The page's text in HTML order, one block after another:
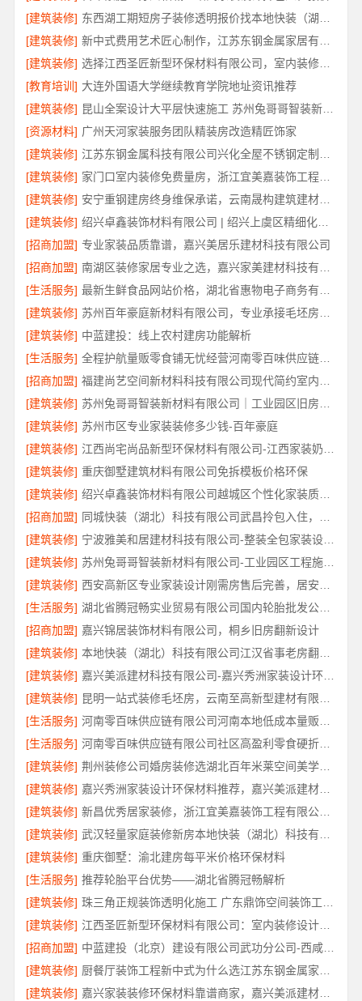
[建筑装修]
[建筑装修]
[建筑装修]
选择江西圣匠新型环保材料有限公司，室内装修设计施工厂家
[教育培训] 大连外国语大学继续教育学院地址资讯推荐
[建筑装修]
昆山全案设计大平层快速施工 苏州兔哥哥智装新材料
[资源材料] 广州天河家装服务团队精装房改造精匠饰家
[建筑装修]
[建筑装修]
家门口室内装修免费量房，浙江宜美嘉装饰工程有限公司上门服务
[建筑装修]
安宁重钢建房终身维保承诺，云南晟构建筑建材有限公司保障
[建筑装修]
绍兴卓鑫装饰材料有限公司 | 绍兴上虞区精细化全包质量有保障
[招商加盟] 专业家装品质靠谱，嘉兴美居乐建材科技有限公司
[招商加盟]
[生活服务]
[建筑装修]
[建筑装修] 中蓝建投：线上农村建房功能解析
[生活服务]
全程护航量贩零食铺无忧经营河南零百味供应链有限公司
[招商加盟]
[建筑装修]
[建筑装修] 苏州市区专业家装装修多少钱-百年豪庭
[建筑装修]
[建筑装修] 重庆御墅建筑材料有限公司免拆模板价格环保
[建筑装修]
绍兴卓鑫装饰材料有限公司越城区个性化家装质量有保障
[招商加盟]
[建筑装修]
宁波雅美和居建材科技有限公司-整装全包家装设计厨卫改造
[建筑装修]
苏州兔哥哥智装新材料有限公司-工业园区工程施工二手房全包服务
[建筑装修]
[生活服务]
湖北省腾冠畅实业贸易有限公司国内轮胎批发公司流程详解
[招商加盟] 嘉兴锦居装饰材料有限公司，桐乡旧房翻新设计
[建筑装修]
[建筑装修]
嘉兴美派建材科技有限公司-嘉兴秀洲家装设计环保材料推荐
[建筑装修]
[生活服务]
[生活服务]
河南零百味供应链有限公司社区高盈利零食硬折扣全域盈利
[建筑装修]
荆州装修公司婚房装修选湖北百年米莱空间美学装饰材料有限公司
[建筑装修]
嘉兴秀洲家装设计环保材料推荐，嘉兴美派建材科技靠谱
[建筑装修]
新昌优秀居家装修，浙江宜美嘉装饰工程有限公司匠心品质
[建筑装修]
[建筑装修] 重庆御墅：渝北建房每平米价格环保材料
[生活服务] 推荐轮胎平台优势——湖北省腾冠畅解析
[建筑装修]
[建筑装修]
江西圣匠新型环保材料有限公司：室内装修设计与施工专家
[招商加盟]
中蓝建投（北京）建设有限公司武功分公司-西咸新区全包报价
[建筑装修]
[建筑装修]
嘉兴家装装修环保材料靠谱商家，嘉兴美派建材品质保障